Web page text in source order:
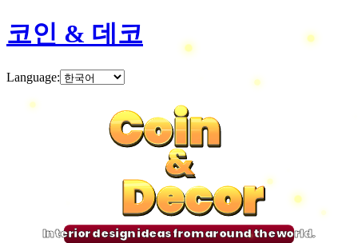
코인 & 데코
Language:
Coin
&
Decor
Coin
&
Decor
Coin
&
Decor
Coin
&
Decor
Interior design ideas from around the world.